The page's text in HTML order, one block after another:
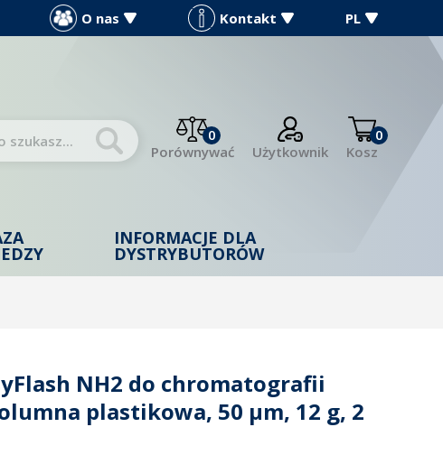
O nas Kontakt PL
0
Porównywać
Użytkownik
0
Kosz
INFORMACJE DLA
DYSTRYBUTORÓW
NH2 do chromatografii
plastikowa, 50 µm, 12 g, 2